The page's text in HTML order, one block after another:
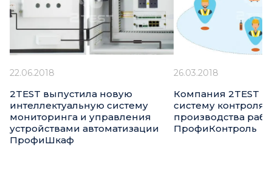
22.06.2018
2TEST выпустила новую
интеллектуальную систему
мониторинга и управления
устройствами автоматизации
ПрофиШкаф
26.03.2018
Компания 2TEST
систему контроля
производства
ПрофиКонтроль